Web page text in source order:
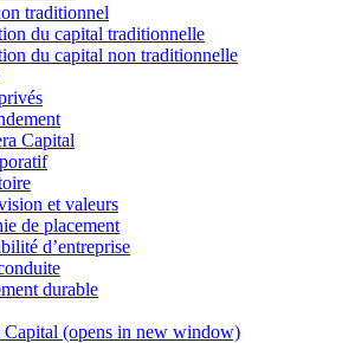
traditionnel
du capital traditionnelle
du capital non traditionnelle
Capital
et valeurs
de placement
d’entreprise
durable
Capital (opens in new window)